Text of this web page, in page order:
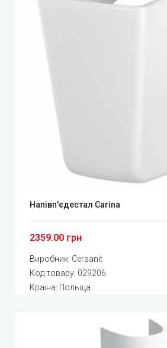
Напівп'єдестал Carina
2359.00 грн
Виробник: Cersanit
Код товару: 029206
Країна: Польща